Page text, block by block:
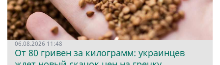
06.08.2026 11:48
От 80 гривен за килограмм: украинцев